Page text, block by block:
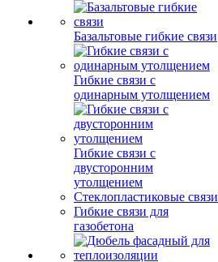
Базальтовые гибкие связи
Гибкие связи с
одинарным утолщением
Гибкие связи с
двусторонним
утолщением
Стеклопластиковые связи
Гибкие связи для
газобетона